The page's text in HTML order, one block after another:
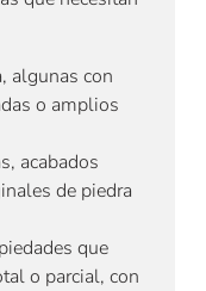
algunas con
o amplios
acabados
de piedra
que
o parcial, con